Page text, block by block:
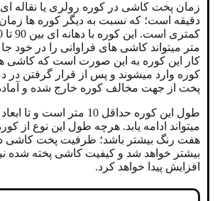
دقیقه است؛ که نسبت به دیگر کوره ها زمان
متر میتواند کاشی های فراوانی را در خود
کار این کوره به این صورت است که کاشی
کوره وارد میشوند و پس از قرار گرفتن در
پخت از جهت مخالف کوره خارج شده و
طول این کوره حداقل 10 متر است و
میتواند ادامه یابد. هرچه طول این نوع از
هفت رنگ بیشتر باشد؛ ظرفیت پخت کاشی
بیشتر خواهد شد و کیفیت کاشی پخته شده
افزایش پیدا خواهد کرد.